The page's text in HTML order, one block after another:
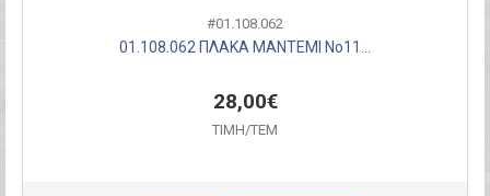
#01.108.062
01.108.062 ΠΛΑΚΑ ΜΑΝΤΕΜΙ Νο11...
28,00€
ΤΙΜH/ΤΕΜ